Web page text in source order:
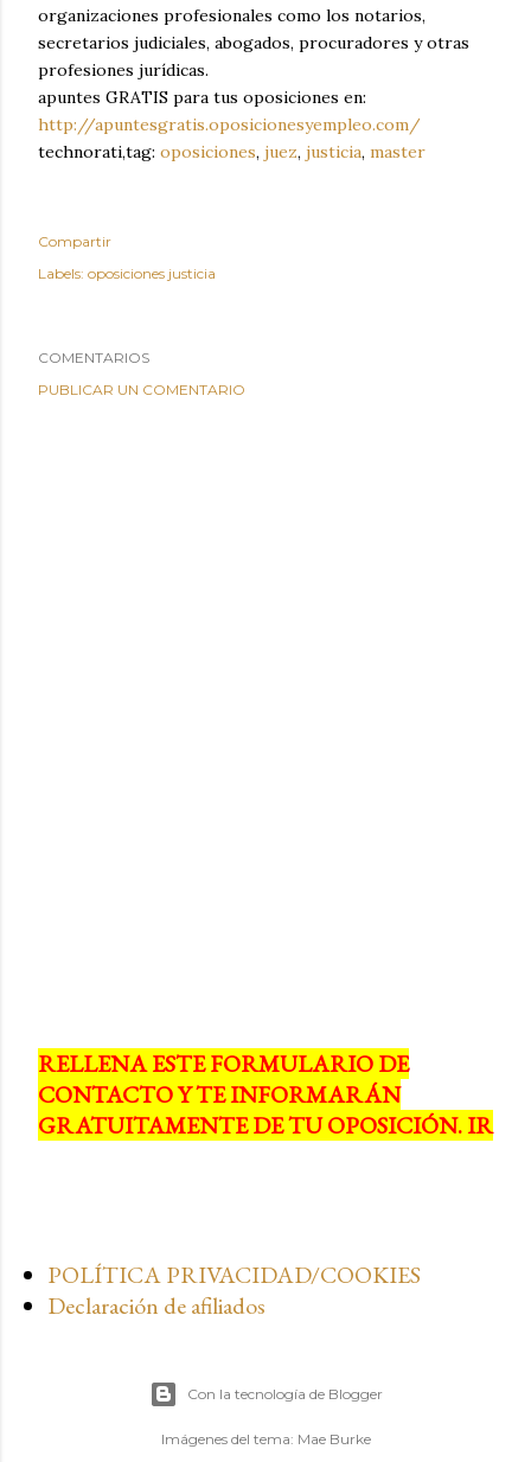
organizaciones profesionales como los notarios,
secretarios judiciales, abogados, procuradores y otras
profesiones jurídicas.
apuntes GRATIS para tus oposiciones en:
http://apuntesgratis.oposicionesyempleo.com/
technorati,tag: oposiciones, juez, justicia, master
Compartir
Labels: oposiciones justicia
COMENTARIOS
PUBLICAR UN COMENTARIO
RELLENA ESTE FORMULARIO DE
CONTACTO Y TE INFORMARÁN
GRATUITAMENTE DE TU OPOSICIÓN. IR
POLÍTICA PRIVACIDAD/COOKIES
Declaración de afiliados
Con la tecnología de Blogger
Imágenes del tema: Mae Burke